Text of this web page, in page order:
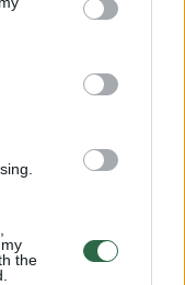
the
apkarpė
00:01:28
populiarumo